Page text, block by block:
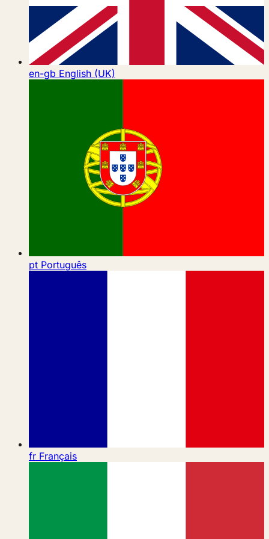
en-gb English (UK)
pt Português
fr Français